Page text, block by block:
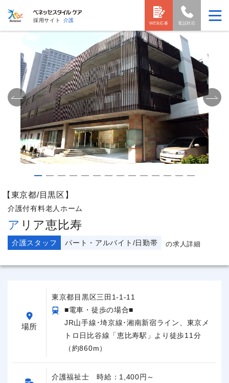
採用サイト 介護
電話対応
WEB応募
【東京都/目黒区】
介護付有料老人ホーム
アリア恵比寿
介護スタッフ パート・アルバイト/日勤帯 の求人詳細
場所
東京都目黒区三田1-1-11
■電車・徒歩の場合■
JR山手線･埼京線･湘南新宿ライン、東京メ
トロ日比谷線「恵比寿駅」より徒歩11分
（約860m）
介護福祉士 時給：1,400円～